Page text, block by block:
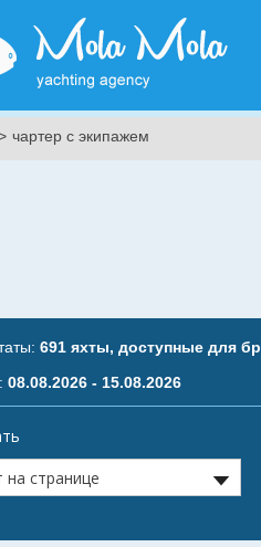
чартер с экипажем
691 яхты, доступные для
: 08.08.2026 - 15.08.2026
страница:
страница